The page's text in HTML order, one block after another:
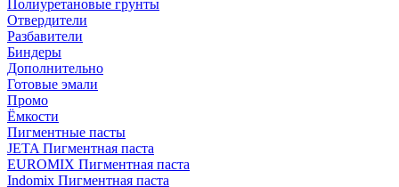
Полиуретановые грунты
Отвердители
Разбавители
Биндеры
Дополнительно
Готовые эмали
Промо
Ёмкости
Пигментные пасты
JETA Пигментная паста
EUROMIX Пигментная паста
Indomix Пигментная паста